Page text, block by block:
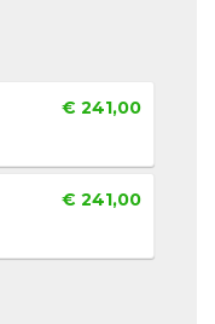
€ 241,00
€ 241,00